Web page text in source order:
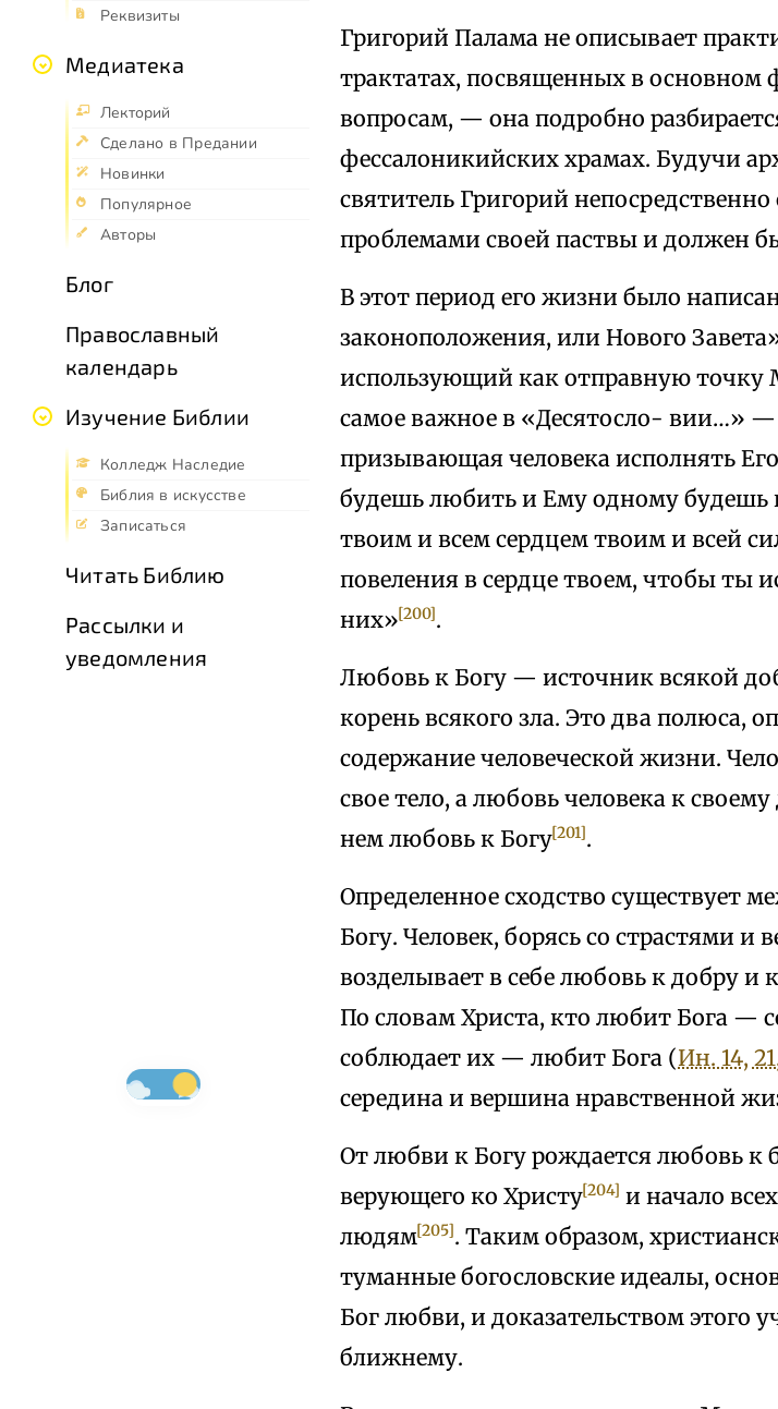
Реквизиты
Медиатека
Лекторий
Сделано в Предании
Новинки
Популярное
Авторы
Блог
Православный
календарь
Изучение Библии
Колледж Наследие
Библия в искусстве
Записаться
Читать Библию
Рассылки и
уведомления
Григорий Палама не описывает
трактатах, посвященных в
вопросам, — она подробно
фессалоникийских храмах. Будучи
святитель Григорий
проблемами своей паствы и должен
В этот период его жизни было
законоположения, или Нового
использующий как отправную точку
самое важное в «Десятосло- вии…»
призывающая человека исполнять
будешь любить и Ему одному
твоим и всем сердцем твоим и всей
повеления в сердце твоем, чтобы ты
них»[200].
Любовь к Богу — источник всякой
корень всякого зла. Это два полюса,
содержание человеческой жизни.
свое тело, а любовь человека к
нем любовь к Богу[201].
Определенное сходство существует
Богу. Человек, борясь со страстями и
возделывает в себе любовь к добру
По словам Христа, кто любит Бога —
соблюдает их — любит Бога (Ин. 14,
середина и вершина нравственной
От любви к Богу рождается любовь
верующего ко Христу[204] и начало
людям[205]. Таким образом,
туманные богословские идеалы,
Бог любви, и доказательством этого
ближнему.